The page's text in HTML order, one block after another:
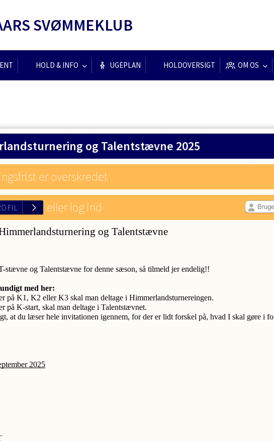
SVØMMEKLUB
HOLD & INFO UGEPLAN HOLDOVERSIGT OM OS
og Talentstævne 2025
er overskredet
EN PROFIL
eller log ind
og Talentstævne
stævne og Talentstævne for denne sæson, så tilmeld jer endelig!!
med her:
på K1, K2 eller K3 skal man deltage i Himmerlandsturnereingen.
på K-start, skal man deltage i Talentstævnet.
at du læser hele invitationen igennem, for der er lidt forskel på, hvad I skal gøre i
2025